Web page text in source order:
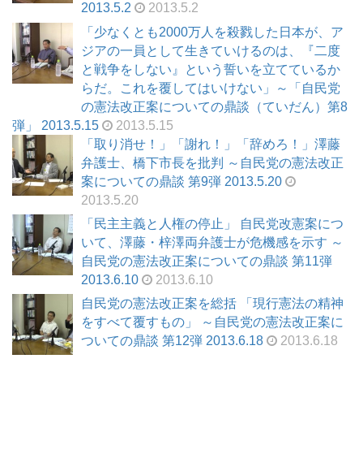
2013.5.2
2013.5.2
「少なくとも2000万人を殺戮した日本が、ア
ジアの一員として生きていけるのは、『二度
と戦争をしない』という誓いを立てているか
らだ。これを覆してはいけない」～「自民党
の憲法改正案についての鼎談（ていだん）第8
弾」 2013.5.15
2013.5.15
「取り消せ！」「謝れ！」「辞めろ！」澤藤
弁護士、橋下市長を批判 ～自民党の憲法改正
案についての鼎談 第9弾 2013.5.20
2013.5.20
「民主主義と人権の停止」 自民党改憲案につ
いて、澤藤・梓澤両弁護士が危機感を示す ～
自民党の憲法改正案についての鼎談 第11弾
2013.6.10
2013.6.10
自民党の憲法改正案を総括 「現行憲法の精神
をすべて覆すもの」 ～自民党の憲法改正案に
ついての鼎談 第12弾 2013.6.18
2013.6.18